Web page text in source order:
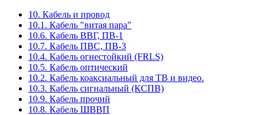
10. Кабель и провод
10.1. Кабель "витая пара"
10.6. Кабель ВВГ, ПВ-1
10.7. Кабель ПВС, ПВ-3
10.4. Кабель огнестойкий (FRLS)
10.5. Кабель оптический
10.2. Кабель коаксиальный для ТВ и видео.
10.3. Кабель сигнальный (КСПВ)
10.9. Кабель прочий
10.8. Кабель ШВВП